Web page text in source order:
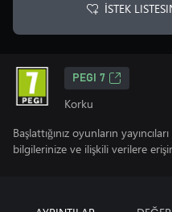
İSTEK
PEGI 7
Korku
Başlattığınız oyunların
bilgilerinize ve ilişkili verilere